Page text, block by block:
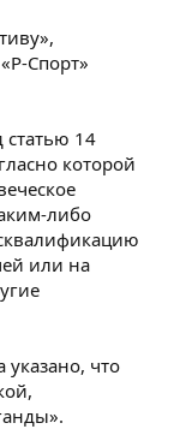
Спорт»
статью 14
которой
либо
или на
что